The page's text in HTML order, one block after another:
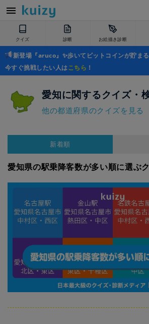
クイズ 診断 お絵描き診断
新登場『aruco』✨歩いてビットコインが貯ま
今すぐ挑戦したい人はこちら ！
愛知に関するクイズ・
他の都道府県のクイズを見る
新着順
愛知県の駅乗降客数が多い順に選ぶ